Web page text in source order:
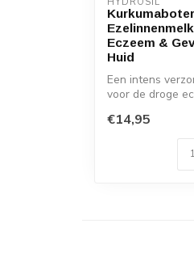
Eczeem &
Huid
Een intens
voor de droge
100%...
€14,95